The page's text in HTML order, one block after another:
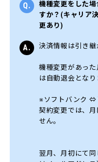
機種変更をした
すか？(キャリア
更あり)
決済情報は引き継
機種変更があっ
は自動退会となり
※ソフトバンク ⇔
契約変更では、
せん。
翌月、月初にて同